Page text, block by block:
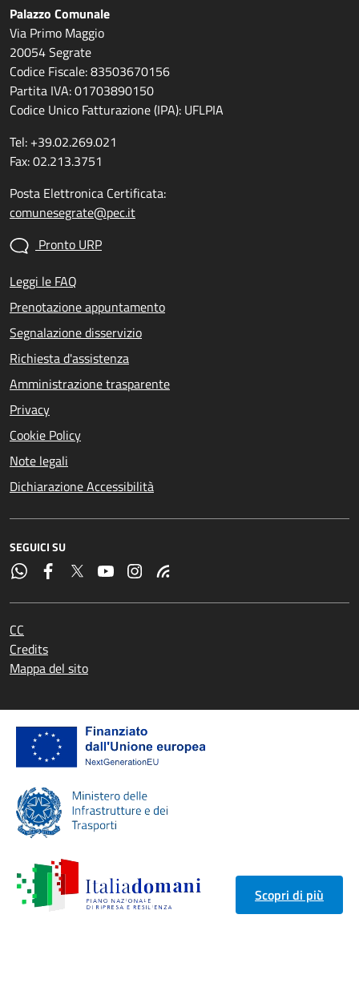
Palazzo Comunale
Via Primo Maggio
20054 Segrate
Codice Fiscale: 83503670156
Partita IVA: 01703890150
Codice Unico Fatturazione (IPA): UFLPIA
Tel: +39.02.269.021
Fax: 02.213.3751
Posta Elettronica Certificata:
comunesegrate@pec.it
Pronto URP
Leggi le FAQ
Prenotazione appuntamento
Segnalazione disservizio
Richiesta d'assistenza
Amministrazione trasparente
Privacy
Cookie Policy
Note legali
Dichiarazione Accessibilità
SEGUICI SU
CC
Credits
Mappa del sito
Scopri di più